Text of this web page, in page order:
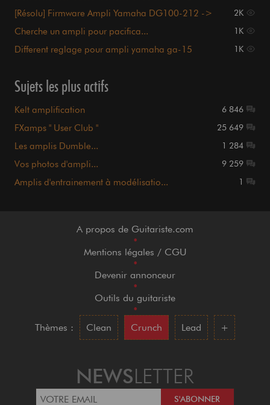
[Résolu] Firmware Ampli Yamaha DG100-212 ->
2K
Cherche un ampli pour pacifica... 1K
Different reglage pour ampli yamaha ga-15 1K
Sujets les plus actifs
Kelt amplification 6 846
FXamps " User Club " 25 649
Les amplis Dumble... 1 284
Vos photos d'ampli... 9 259
Amplis d'entrainement à modélisatio... 1
A propos de Guitariste.com
•
Mentions légales / CGU
•
Devenir annonceur
•
Outils du guitariste
•
Thèmes :
Clean Crunch Lead +
NEWSLETTER